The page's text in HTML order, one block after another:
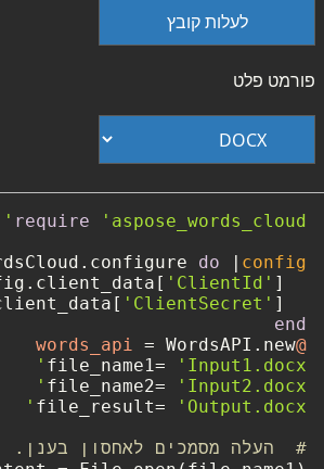
לעלות קובץ
פורמט פלט
require
'aspose_words_cloud'
do config
'ClientId' ] =
'ClientSecret' ] =
end
@words_api
file_name1=
'Input1.docx'
file_name2=
'Input2.docx'
file_result=
'Output.docx'
#  העלה מסמכים לאחסון בענן.